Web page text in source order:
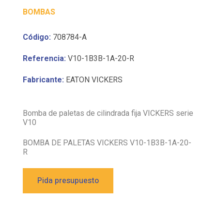
BOMBAS
Código: 708784-A
Referencia: V10-1B3B-1A-20-R
Fabricante: EATON VICKERS
Bomba de paletas de cilindrada fija VICKERS serie
V10
BOMBA DE PALETAS VICKERS V10-1B3B-1A-20-
R
Pida presupuesto